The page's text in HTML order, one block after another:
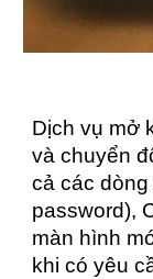
Dịch vụ mở
và chuyển
cả các
password),
màn hình
khi có yêu